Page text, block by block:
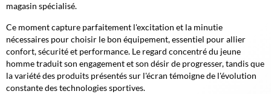
magasin spécialisé.
Ce moment capture parfaitement l'excitation et la minutie
nécessaires pour choisir le bon équipement, essentiel pour allier
confort, sécurité et performance. Le regard concentré du jeune
homme traduit son engagement et son désir de progresser, tandis que
la variété des produits présentés sur l'écran témoigne de l'évolution
constante des technologies sportives.